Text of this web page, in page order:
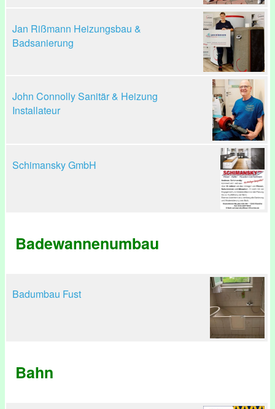
Jan Rißmann Heizungsbau &
Badsanierung
John Connolly Sanitär & Heizung
Installateur
Schimansky GmbH
Badewannenumbau
Badumbau Fust
Bahn